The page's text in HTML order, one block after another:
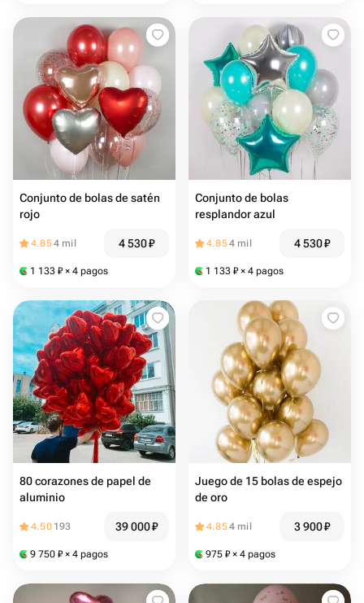
Conjunto de bolas de satén
rojo
4.854 mil 4 530₽
1 133 ₽ × 4 pagos
Conjunto de bolas
resplandor azul
4.854 mil 4 530₽
1 133 ₽ × 4 pagos
80 corazones de papel de
aluminio
4.50 193 39 000₽
9 750 ₽ × 4 pagos
Juego de 15 bolas de espejo
de oro
4.854 mil 3 900₽
975 ₽ × 4 pagos